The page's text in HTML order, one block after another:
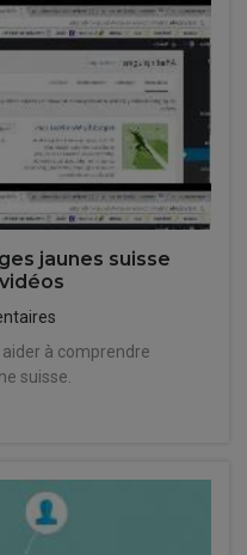
jaunes suisse
à comprendre
suisse.